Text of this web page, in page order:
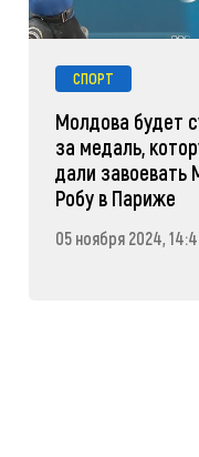
СПОРТ
Молдова будет
за медаль,
дали завоевать
Робу в Париже
05 ноября 2024,